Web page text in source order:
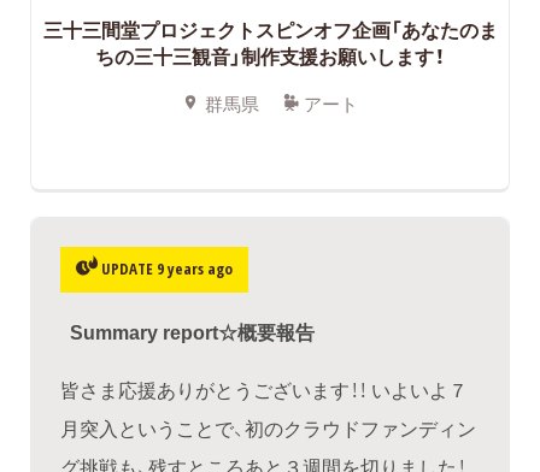
三十三間堂プロジェクトスピンオフ企画「あなたのま
ちの三十三観音」制作支援お願いします！
群馬県 アート
UPDATE 9 years ago
Summary report☆概要報告
皆さま応援ありがとうございます！！ いよいよ７
月突入ということで、初のクラウドファンディン
グ挑戦も、残すところあと３週間を切りました！